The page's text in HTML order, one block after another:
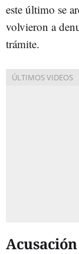
este último se
volvieron a
trámite.